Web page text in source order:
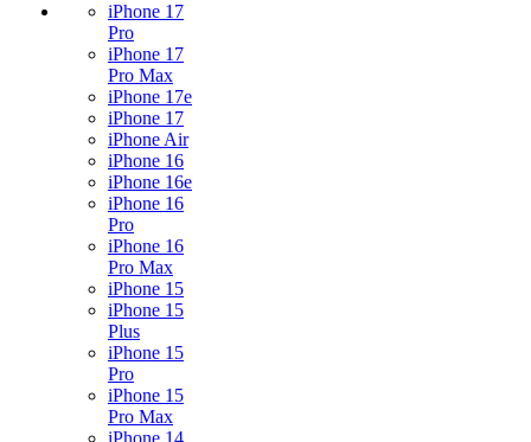
iPhone 17
Pro
iPhone 17
Pro Max
iPhone 17e
iPhone 17
iPhone Air
iPhone 16
iPhone 16e
iPhone 16
Pro
iPhone 16
Pro Max
iPhone 15
iPhone 15
Plus
iPhone 15
Pro
iPhone 15
Pro Max
iPhone 14